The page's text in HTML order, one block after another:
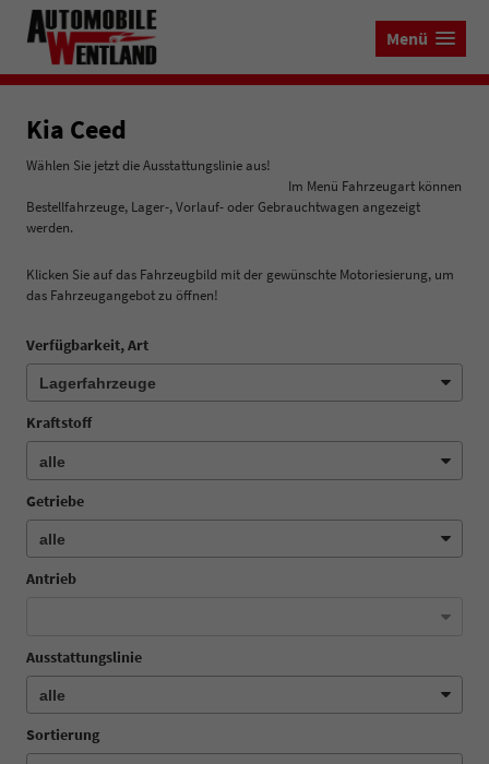
Menü
Kia Ceed
Wählen Sie jetzt die Ausstattungslinie aus!
Im Menü Fahrzeugart können
Bestellfahrzeuge, Lager-, Vorlauf- oder Gebrauchtwagen angezeigt
werden.
Klicken Sie auf das Fahrzeugbild mit der gewünschte Motoriesierung, um
das Fahrzeugangebot zu öffnen!
Verfügbarkeit, Art
Kraftstoff
Getriebe
Antrieb
Ausstattungslinie
Sortierung